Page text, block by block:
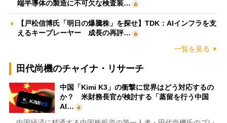
端半導体の製造に不可欠な検査装…
【戸松信博氏「明日の爆騰株」を探せ】TDK：AIインフラを支
えるキープレーヤー 成長の再評…
一覧を見る
田代尚機のチャイナ・リサーチ
中国「Kimi K3」の衝撃に世界はどう対応するの
か？ 米財務長官が検討する「蒸留を行う中国
AI…